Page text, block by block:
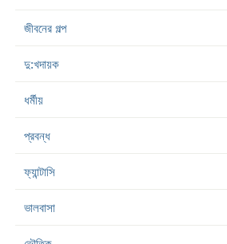
জীবনের গল্প
দু:খদায়ক
ধর্মীয়
প্রবন্ধ
ফ্যান্টাসি
ভালবাসা